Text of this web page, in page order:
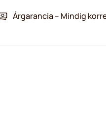
Árgarancia – Mindig